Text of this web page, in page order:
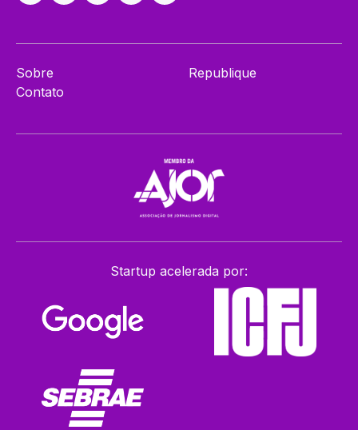
Sobre
Contato
Republique
Startup acelerada por: